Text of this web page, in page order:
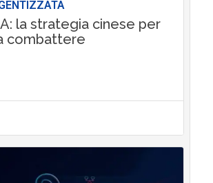
la strategia cinese per
combattere